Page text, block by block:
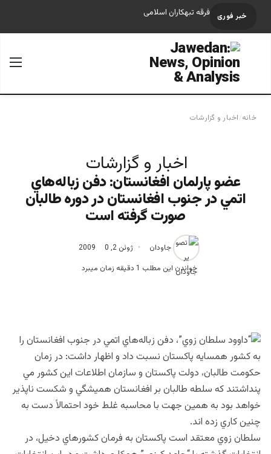
خبر فوری فرقه تبهکاران اسلامی
جستجو برای
خانه/اخبار و گزارشات
اخبار و گزارشات
عضو پارلمان افغانستان: دفن زباله‌هاي
اتمي در جنوب افغانستان در دوره طالبان
صورت گرفته است
جاودان ژوئن 2, 2009
0
خواندن این مطلب 1 دقیقه زمان میبرد
“داوود سلطان زوي”، دفن زباله‌هاي اتمي در جنوب افغانستان را
به كشور همسايه پاكستان نسبت داد و اظهار داشت: در زمان
حكومت طالبان، دولت پاكستان و سازمان اطلاعات اين كشور مي
پنداشتند كه سلطه طالبان بر افغانستان هميشگي و شكست ناپذير
خواهد بود به همين جهت با محاسبه غلط خود احتمالاً دست به
چنين كاري زده اند.
سلطان زوي معتقد است پاكستان به فرمان كشورهاي دخيل، در